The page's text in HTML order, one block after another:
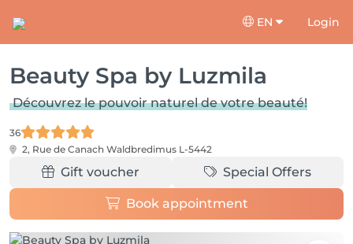
EN Login
Beauty Spa by Luzmila
Découvrez le pouvoir naturel de votre beauté!
36
2, Rue de Canach Waldbredimus L-5442
Gift voucher Special Offers
Book appointment